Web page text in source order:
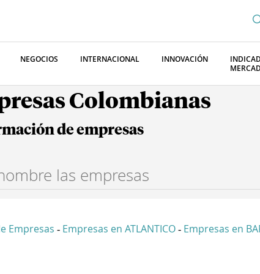
NEGOCIOS INTERNACIONAL INNOVACIÓN
Colombianas
de empresas
Empresas - Empresas en ATLANTICO - Empresas en